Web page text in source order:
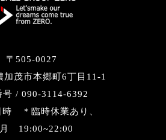
〒505-0027
加茂市本郷町6丁目11-1
号 / 090-3114-6392
＊臨時休業あり、
月 19:00~22:00